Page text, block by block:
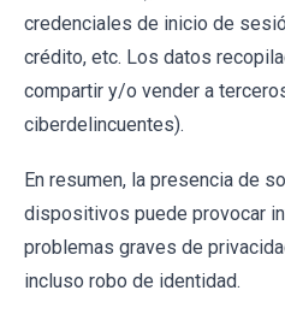
credenciales de inicio de
crédito, etc. Los datos
compartir y/o vender a
ciberdelincuentes).
En resumen, la presencia de
dispositivos puede provocar
problemas graves de
incluso robo de identidad.